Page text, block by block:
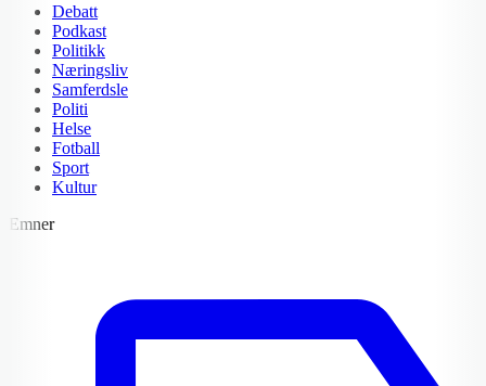
Debatt
Podkast
Politikk
Næringsliv
Samferdsle
Politi
Helse
Fotball
Sport
Kultur
Emner